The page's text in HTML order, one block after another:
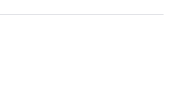
enjoyable and